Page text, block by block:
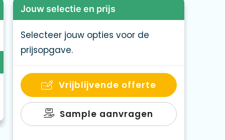
Jouw selectie en prijs
Selecteer jouw opties voor de
prijsopgave.
Vrijblijvende offerte
Sample aanvragen